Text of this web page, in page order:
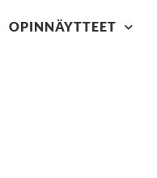
OPINNÄYTTEET